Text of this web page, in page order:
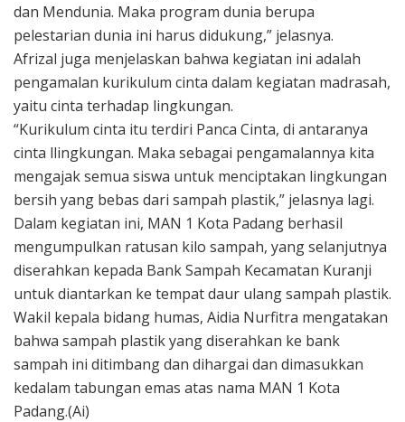
dan Mendunia. Maka program dunia berupa
pelestarian dunia ini harus didukung,” jelasnya.
Afrizal juga menjelaskan bahwa kegiatan ini adalah
pengamalan kurikulum cinta dalam kegiatan madrasah,
yaitu cinta terhadap lingkungan.
“Kurikulum cinta itu terdiri Panca Cinta, di antaranya
cinta llingkungan. Maka sebagai pengamalannya kita
mengajak semua siswa untuk menciptakan lingkungan
bersih yang bebas dari sampah plastik,” jelasnya lagi.
Dalam kegiatan ini, MAN 1 Kota Padang berhasil
mengumpulkan ratusan kilo sampah, yang selanjutnya
diserahkan kepada Bank Sampah Kecamatan Kuranji
untuk diantarkan ke tempat daur ulang sampah plastik.
Wakil kepala bidang humas, Aidia Nurfitra mengatakan
bahwa sampah plastik yang diserahkan ke bank
sampah ini ditimbang dan dihargai dan dimasukkan
kedalam tabungan emas atas nama MAN 1 Kota
Padang.(Ai)